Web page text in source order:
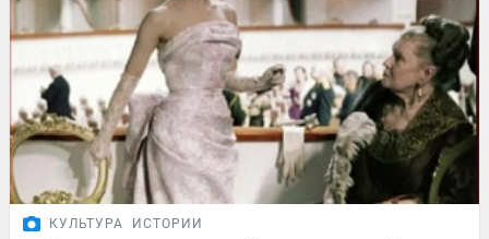
КУЛЬТУРА ИСТОРИИ